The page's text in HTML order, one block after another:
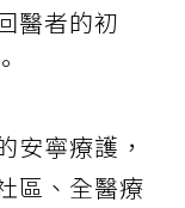
醫者的初
安寧療護，
區、全醫療